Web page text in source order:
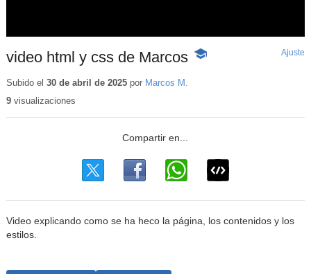
video html y css de Marcos -
Ajuste
Subido el 30 de abril de 2025por Marcos M.
9visualizaciones
Video explicando como se ha heco la página, los contenidos y los
estilos.